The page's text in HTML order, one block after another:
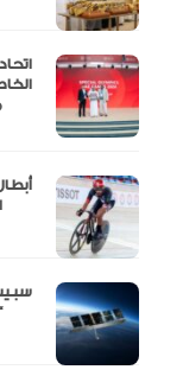
“فورسايت” مرحلة التشغيل الكامل